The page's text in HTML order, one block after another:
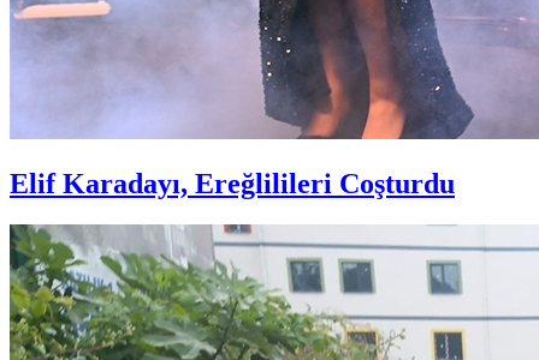
Elif Karadayı, Ereğlilileri Coşturdu